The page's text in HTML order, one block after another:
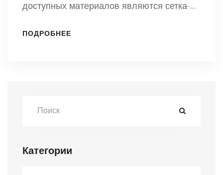
доступных материалов являются сетка-
металлические профлисты. Все они
и подходящий именно для вас вариант,
ПОДРОБНЕЕ
Категории